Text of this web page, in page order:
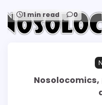
1 min read 0
Nosolocomics,